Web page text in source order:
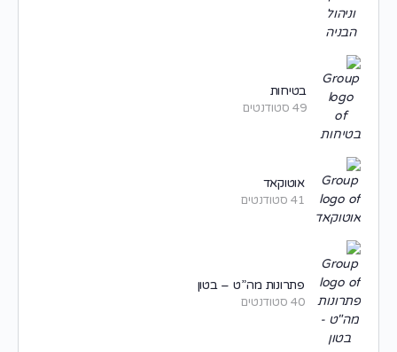
בטיחות
49 סטודנטים
אוטוקאד
41 סטודנטים
פתרונות מה”ט – בטון
40 סטודנטים